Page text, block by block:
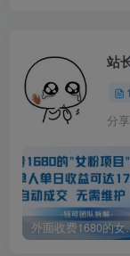
站
外面收费1680的女粉项目变